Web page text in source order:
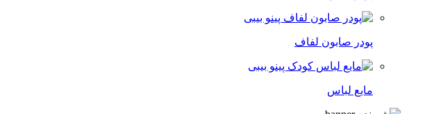
پودر صابون لفاف
مایع لباس